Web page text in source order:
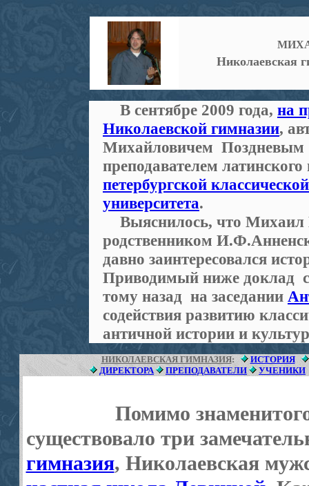
Николаевская
В сентябре 2009 года, на
Николаевской гимназии,
Михайловичем Поздневым
преподавателем
петербургской
университета.
Выяснилось, что
родственником
давно заинтересовался
Приводимый ниже доклад
тому назад на заседании
содействия развитию
античной истории и
НИКОЛАЕВСКАЯ ГИМНАЗИЯ:
ИСТОРИЯ
ДИРЕКТОРА
ПРЕПОДАВАТЕЛИ УЧЕНИКИ
Помимо знаменитого
существовало три
гимназия, Николаевская